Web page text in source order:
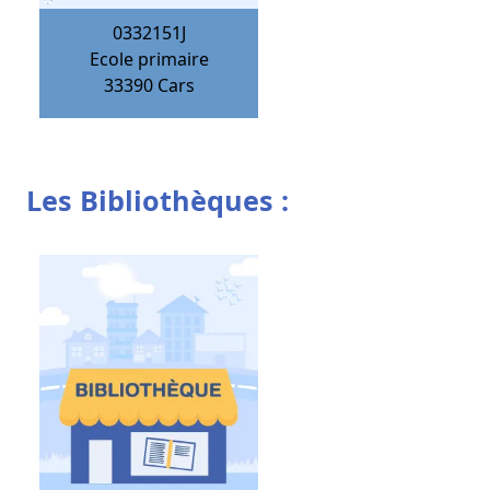
0332151J
Ecole primaire
33390 Cars
Les Bibliothèques :